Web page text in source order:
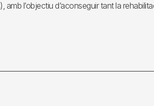
l’objectiu d’aconseguir tant la